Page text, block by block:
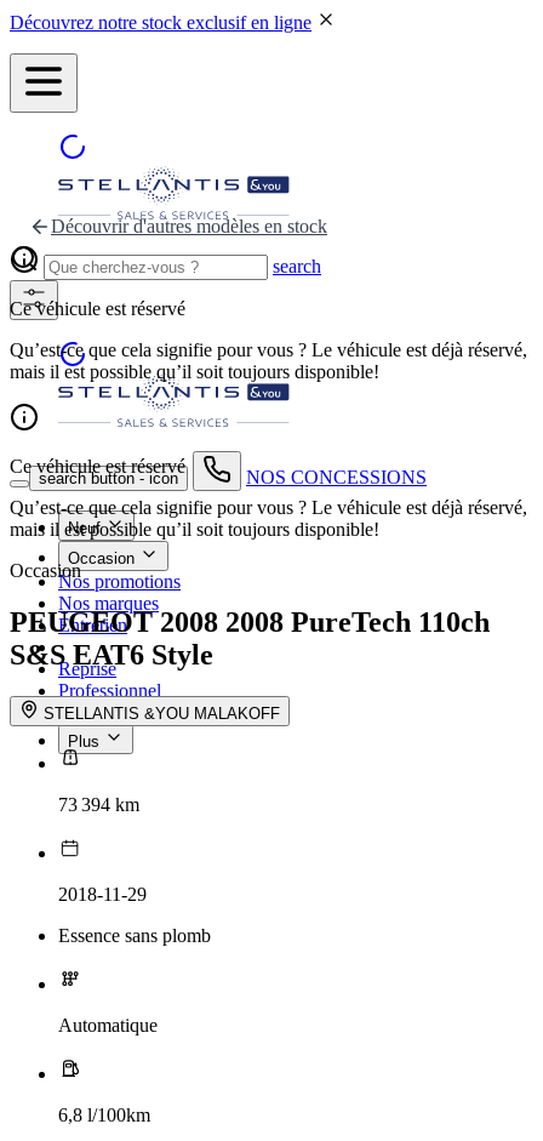
Découvrez notre stock exclusif en ligne
search
search button - icon NOS CONCESSIONS
Neuf
Occasion
Nos promotions
Nos marques
Entretien
Reprise
Professionnel
Nous rejoindre
Plus
Découvrir d'autres modèles en stock
Ce véhicule est réservé
Qu’est-ce que cela signifie pour vous ? Le véhicule est déjà réservé,
mais il est possible qu’il soit toujours disponible!
Ce véhicule est réservé
Qu’est-ce que cela signifie pour vous ? Le véhicule est déjà réservé,
mais il est possible qu’il soit toujours disponible!
Occasion
PEUGEOT 2008 2008 PureTech 110ch
S&S EAT6 Style
STELLANTIS &YOU MALAKOFF
73 394 km
2018-11-29
Essence sans plomb
Automatique
6,8 l/100km